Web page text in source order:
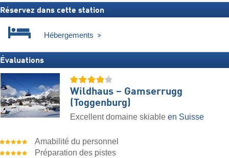
Réservez dans cette station
Hébergements
Évaluations
Wildhaus – Gamserrugg
(Toggenburg)
Excellent domaine skiable en Suisse
Amabilité du personnel
Préparation des pistes